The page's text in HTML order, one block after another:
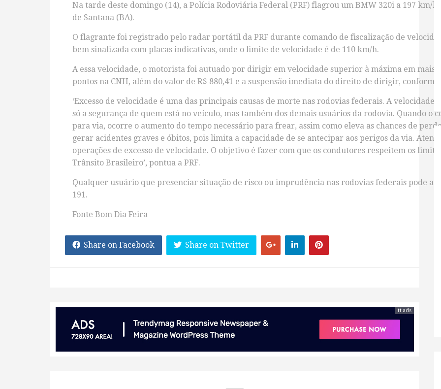
Na tarde deste domingo (14), a Polícia Rodoviária Federal (PRF) flagrou um BMW 320i a 197 km/
de Santana (BA).
O flagrante foi registrado pelo radar portátil da PRF durante comando de fiscalização de
bem sinalizada com placas indicativas, onde o limite de velocidade é de 110 km/h.
A essa velocidade, o motorista foi autuado por dirigir em velocidade superior à máxima em mais
pontos na CNH, além do valor de R$ 880,41 e a suspensão imediata do direito de dirigir, conforme
‘Excesso de velocidade é uma das principais causas de morte nas rodovias federais. A
só a segurança de quem está no veículo, mas também dos demais usuários da rodovia. Quando
para via, ocorre o aumento do tempo necessário para frear, assim como eleva as chances de
gerar acidentes graves e óbitos, pois limita a capacidade de se antecipar aos perigos da via. Atento
operações de excesso de velocidade. O objetivo é fazer com que os condutores respeitem os
Trânsito Brasileiro’, pontua a PRF.
Qualquer usuário que presenciar situação de risco ou imprudência nas rodovias federais pode
191.
Fonte Bom Dia Feira
Share on Facebook Share on Twitter
tt ads